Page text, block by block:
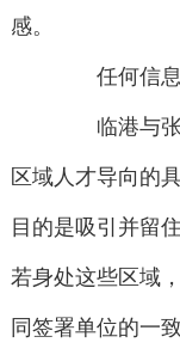
感。
任何信息
临港与张
区域人才导向的
目的是吸引并留
若身处这些区域
同签署单位的一